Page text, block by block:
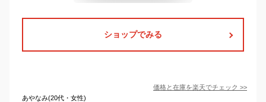
ショップでみる
価格と在庫を楽天でチェック >>
あやなみ(20代・女性)